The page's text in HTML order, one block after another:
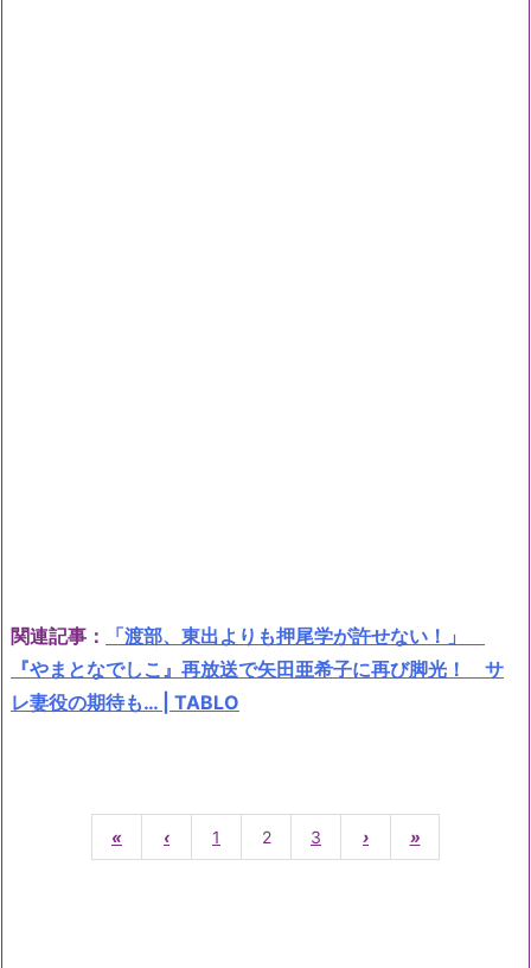
関連記事：
「渡部、東出よりも押尾学が許せない！」
『やまとなでしこ』再放送で矢田亜希子に再び脚光！ サ
レ妻役の期待も… | TABLO
« ‹ 1 2 3 › »